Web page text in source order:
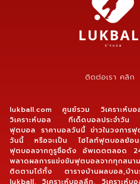
ติดต่อเรา คลิก
lukball.com ศูนย์รวม วิเคราะห์บ
วิเคราะห์บอล ทีเด็ดบอลประจำวัน
ฟุตบอล ราคาบอลวันนี้ ข่าวในวงการ
วันนี้ หรือจะเป็น ไฮไลท์ฟุตบอลย้อ
ฟุตบอลจากกูรูชื่อดัง อัพเดตตลอด
พลาดผลการแข่งขันฟุตบอลจากทุกสน
ติดตามได้ทั้ง ตารางบ้านผลบอล,บ้
lukball, วิเคราะห์บอลลีก, วิเคราะห์